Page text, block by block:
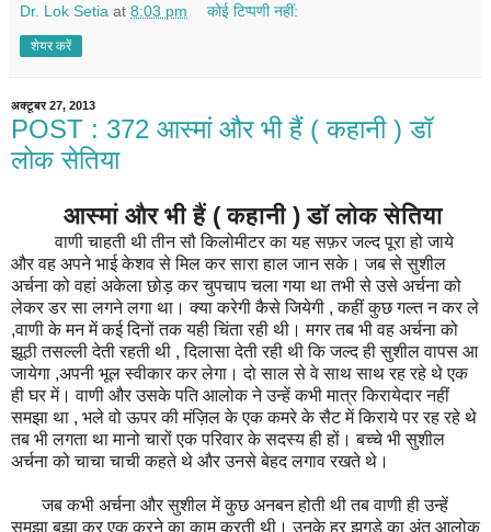
Dr. Lok Setia at 8:03 pm कोई टिप्पणी नहीं:
शेयर करें
अक्टूबर 27, 2013
POST : 372 आस्मां और भी हैं ( कहानी ) डॉ
लोक सेतिया
आस्मां और भी हैं ( कहानी ) डॉ लोक सेतिया
वाणी चाहती थी तीन सौ किलोमीटर का यह सफ़र जल्द पूरा हो जाये
और वह अपने भाई केशव से मिल कर सारा हाल जान सके। जब से सुशील
अर्चना को वहां अकेला छोड़ कर चुपचाप चला गया था तभी से उसे अर्चना को
लेकर डर सा लगने लगा था। क्या करेगी कैसे जियेगी , कहीं कुछ गल्त न कर ले
,वाणी के मन में कई दिनों तक यही चिंता रही थी। मगर तब भी वह अर्चना को
झूठी तसल्ली देती रहती थी , दिलासा देती रही थी कि जल्द ही सुशील वापस आ
जायेगा ,अपनी भूल स्वीकार कर लेगा। दो साल से वे साथ साथ रह रहे थे एक
ही घर में। वाणी और उसके पति आलोक ने उन्हें कभी मात्र किरायेदार नहीं
समझा था , भले वो ऊपर की मंज़िल के एक कमरे के सैट में किराये पर रह रहे थे
तब भी लगता था मानो चारों एक परिवार के सदस्य ही हों। बच्चे भी सुशील
अर्चना को चाचा चाची कहते थे और उनसे बेहद लगाव रखते थे।
जब कभी अर्चना और सुशील में कुछ अनबन होती थी तब वाणी ही उन्हें
समझा बुझा कर एक करने का काम करती थी। उनके हर झगड़े का अंत आलोक